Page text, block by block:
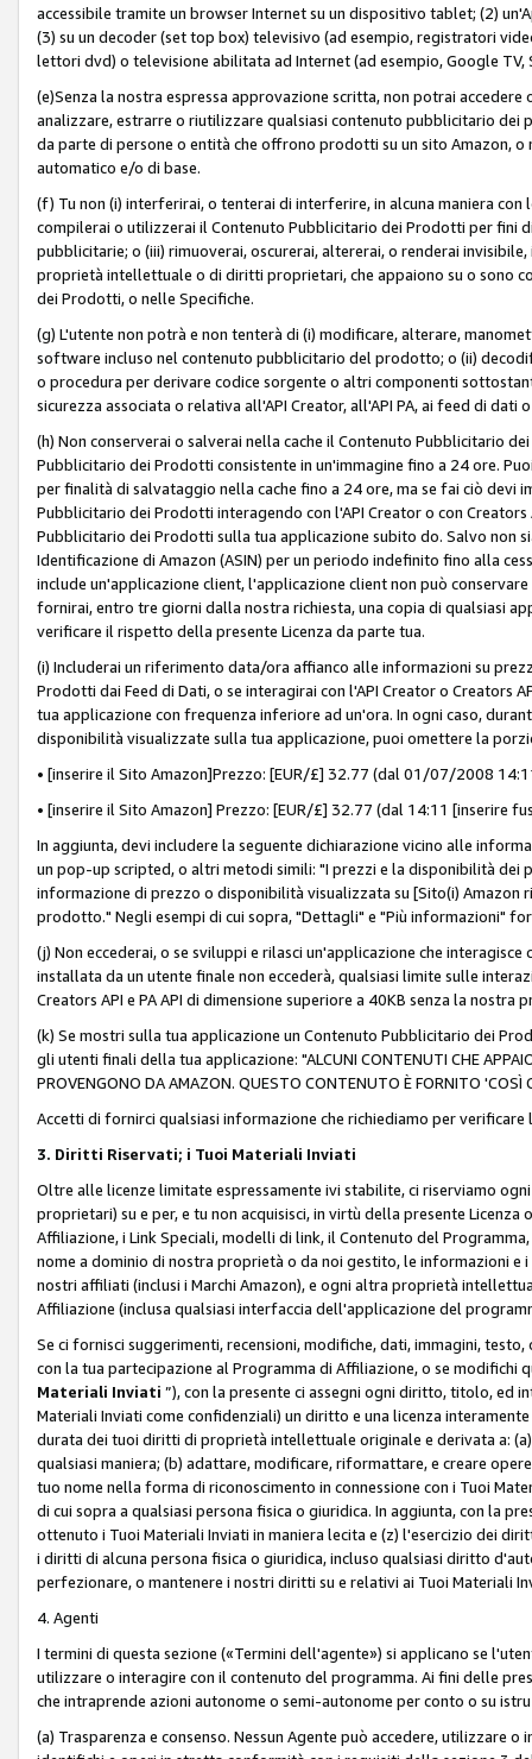
accessibile tramite un browser Internet su un dispositivo tablet; (2)
(3) su un decoder (set top box) televisivo (ad esempio, registratori
lettori dvd) o televisione abilitata ad Internet (ad esempio, Google TV,
(e)Senza la nostra espressa approvazione scritta, non potrai
analizzare, estrarre o riutilizzare qualsiasi contenuto pubblicitario
da parte di persone o entità che offrono prodotti su un sito Amazon,
automatico e/o di base.
(f) Tu non (i) interferirai, o tenterai di interferire, in alcuna maniera
compilerai o utilizzerai il Contenuto Pubblicitario dei Prodotti per
pubblicitarie; o (iii) rimuoverai, oscurerai, altererai, o renderai
proprietà intellettuale o di diritti proprietari, che appaiono su o sono
dei Prodotti, o nelle Specifiche.
(g) L'utente non potrà e non tenterà di (i) modificare, alterare,
software incluso nel contenuto pubblicitario del prodotto; o (ii)
o procedura per derivare codice sorgente o altri componenti
sicurezza associata o relativa all'API Creator, all'API PA, ai feed di
(h) Non conserverai o salverai nella cache il Contenuto Pubblicitario
Pubblicitario dei Prodotti consistente in un'immagine fino a 24 ore.
per finalità di salvataggio nella cache fino a 24 ore, ma se fai ciò
Pubblicitario dei Prodotti interagendo con l'API Creator o con
Pubblicitario dei Prodotti sulla tua applicazione subito do. Salvo non
Identificazione di Amazon (ASIN) per un periodo indefinito fino alla
include un'applicazione client, l'applicazione client non può
fornirai, entro tre giorni dalla nostra richiesta, una copia di qualsiasi
verificare il rispetto della presente Licenza da parte tua.
(i) Includerai un riferimento data/ora affianco alle informazioni su
Prodotti dai Feed di Dati, o se interagirai con l'API Creator o Creators
tua applicazione con frequenza inferiore ad un'ora. In ogni caso,
disponibilità visualizzate sulla tua applicazione, puoi omettere la
• [inserire il Sito Amazon]Prezzo: [EUR/£] 32.77 (dal 01/07/2008
• [inserire il Sito Amazon] Prezzo: [EUR/£] 32.77 (dal 14:11 [inserire
In aggiunta, devi includere la seguente dichiarazione vicino alle
un pop-up scripted, o altri metodi simili: "I prezzi e la disponibilità
informazione di prezzo o disponibilità visualizzata su [Sito(i)
prodotto." Negli esempi di cui sopra, "Dettagli" e "Più informazioni"
(j) Non eccederai, o se sviluppi e rilasci un'applicazione che interagisce
installata da un utente finale non eccederà, qualsiasi limite sulle
Creators API e PA API di dimensione superiore a 40KB senza la nostra
(k) Se mostri sulla tua applicazione un Contenuto Pubblicitario dei
gli utenti finali della tua applicazione: "ALCUNI CONTENUTI CHE
PROVENGONO DA AMAZON. QUESTO CONTENUTO È FORNITO
Accetti di fornirci qualsiasi informazione che richiediamo per
3. Diritti Riservati; i Tuoi Materiali Inviati
Oltre alle licenze limitate espressamente ivi stabilite, ci riserviamo
proprietari) su e per, e tu non acquisisci, in virtù della presente
Affiliazione, i Link Speciali, modelli di link, il Contenuto del
nome a dominio di nostra proprietà o da noi gestito, le informazioni e
nostri affiliati (inclusi i Marchi Amazon), e ogni altra proprietà
Affiliazione (inclusa qualsiasi interfaccia dell'applicazione del
Se ci fornisci suggerimenti, recensioni, modifiche, dati, immagini,
con la tua partecipazione al Programma di Affiliazione, o se modifichi
Materiali Inviati ”), con la presente ci assegni ogni diritto, titolo, ed
Materiali Inviati come confidenziali) un diritto e una licenza
durata dei tuoi diritti di proprietà intellettuale originale e derivata a:
qualsiasi maniera; (b) adattare, modificare, riformattare, e creare
tuo nome nella forma di riconoscimento in connessione con i Tuoi
di cui sopra a qualsiasi persona fisica o giuridica. In aggiunta, con la
ottenuto i Tuoi Materiali Inviati in maniera lecita e (z) l'esercizio dei
i diritti di alcuna persona fisica o giuridica, incluso qualsiasi diritto
perfezionare, o mantenere i nostri diritti su e relativi ai Tuoi Materiali
4. Agenti
I termini di questa sezione («Termini dell'agente») si applicano se
utilizzare o interagire con il contenuto del programma. Ai fini delle
che intraprende azioni autonome o semi-autonome per conto o su
(a) Trasparenza e consenso. Nessun Agente può accedere, utilizzare